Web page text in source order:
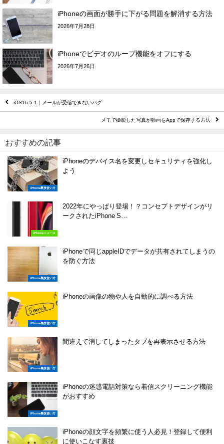
iPhoneの画面が勝手に下がる問題を解消する方法
2026年7月28日
iPhoneでビデオのループ機能をオフにする
2026年7月26日
iOS16.5.1｜メールが受信できないバグ
メモで撮影した写真が動画をAppで保存する方法
おすすめの記事
iPhone裏技使い方
iPhoneのデバイス名を変更しセキュリティを強化し
よう
iPhoneニュース
2022年にやっぱり登場！？コンセプトデザインがリ
ークされたiPhone S…
iPhone裏技使い方
iPhoneで同じappleIDでデータが共有されてしまうの
を防ぐ方法
iPhone裏技使い方
iPhoneの画像の物や人を自動的に調べる方法
iPhone裏技使い方
間違えて消してしまったタブを再表示させる方法
iPhone裏技使い方
iPhoneの迷惑電話対策なら着信スクリーニング機能
がおすすめ
iPhoneの顔文字を頻繁に使う人必見！登録して便利
に使いこなす裏技